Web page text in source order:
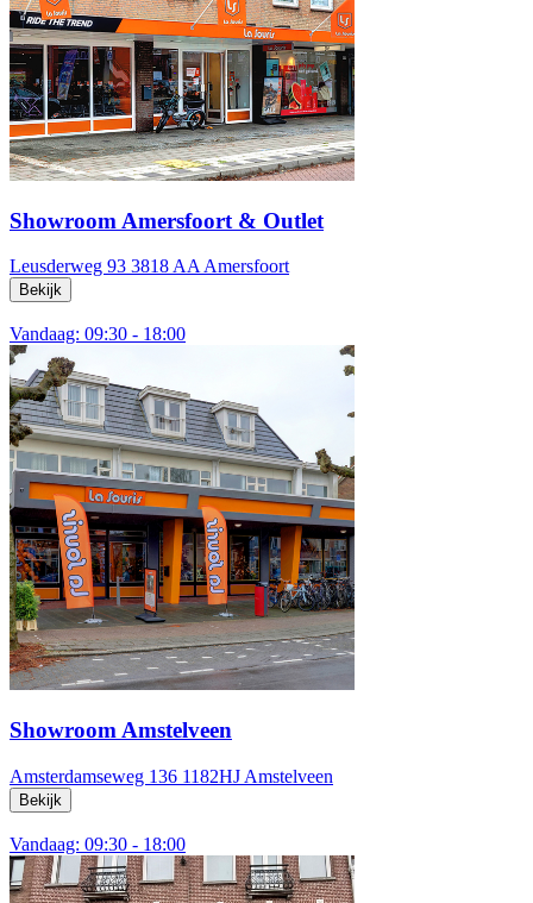
Showroom Amersfoort & Outlet
Leusderweg 93 3818 AA Amersfoort
Bekijk
Vandaag: 09:30 - 18:00
Showroom Amstelveen
Amsterdamseweg 136 1182HJ Amstelveen
Bekijk
Vandaag: 09:30 - 18:00